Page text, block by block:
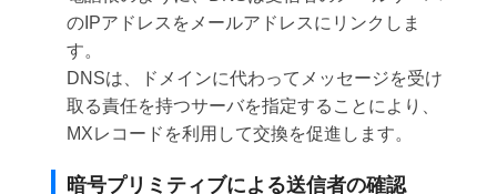
のIPアドレスをメールアドレスにリンクしま
す。
DNSは、ドメインに代わってメッセージを受け
取る責任を持つサーバを指定することにより、
MXレコードを利用して交換を促進します。
暗号プリミティブによる送信者の確認